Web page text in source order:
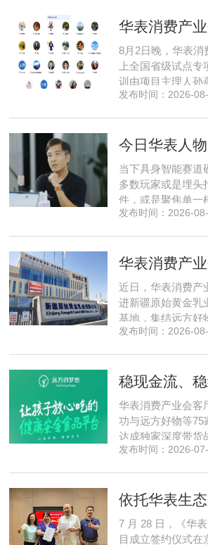
长久，这也是享刻
创始人、CEO 陈
8月2日晚，华表消
上全国省级试点
训由项目主理人孙
了来自贵州、河北
间盘活、私域变现
现状，深度剖析行
发布时间：2026-
当下具身智能赛道
多数玩家或是埋头
件，或是聚焦单一
自创立之初便守住
能创始人王启斌，
数据规模才是决定
发布时间：2026-
近日，华表消费产
进新疆原始黄金乳
基地，集结远方好
位头部私域主播组
源同步联动，以沉
式，全方位拆解新
发布时间：2026-
华表消费产业会客
功与远方好物等75
达成独家深度带货
全网顶尖私域资源
矩阵，核心竞争力
实体经济长效发展
发布时间：2026-
7 月 28 日，《华
目成立签约仪式在